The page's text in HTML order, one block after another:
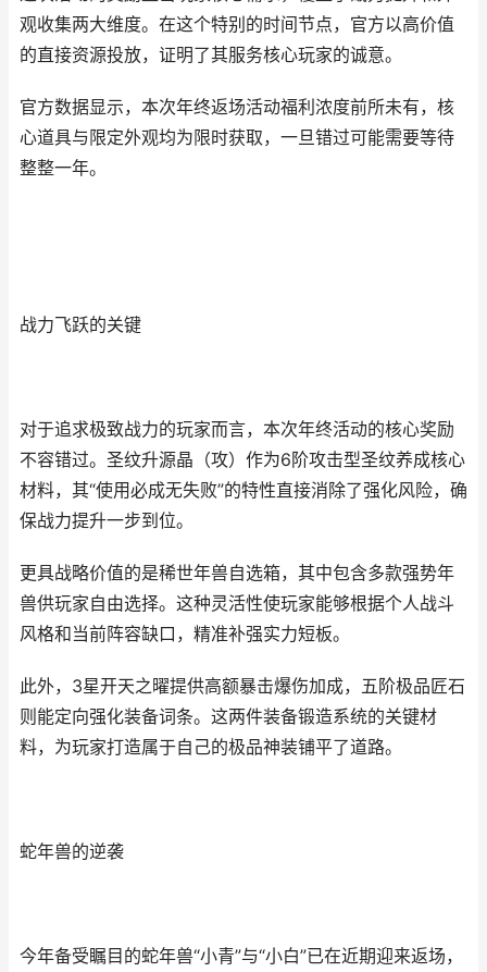
观收集两大维度。在这个特别的时间节点，官方以高价值
的直接资源投放，证明了其服务核心玩家的诚意。
官方数据显示，本次年终返场活动福利浓度前所未有，核
心道具与限定外观均为限时获取，一旦错过可能需要等待
整整一年。
战力飞跃的关键
对于追求极致战力的玩家而言，本次年终活动的核心奖励
不容错过。圣纹升源晶（攻）作为6阶攻击型圣纹养成核心
材料，其“使用必成无失败”的特性直接消除了强化风险，确
保战力提升一步到位。
更具战略价值的是稀世年兽自选箱，其中包含多款强势年
兽供玩家自由选择。这种灵活性使玩家能够根据个人战斗
风格和当前阵容缺口，精准补强实力短板。
此外，3星开天之曜提供高额暴击爆伤加成，五阶极品匠石
则能定向强化装备词条。这两件装备锻造系统的关键材
料，为玩家打造属于自己的极品神装铺平了道路。
蛇年兽的逆袭
今年备受瞩目的蛇年兽“小青”与“小白”已在近期迎来返场，